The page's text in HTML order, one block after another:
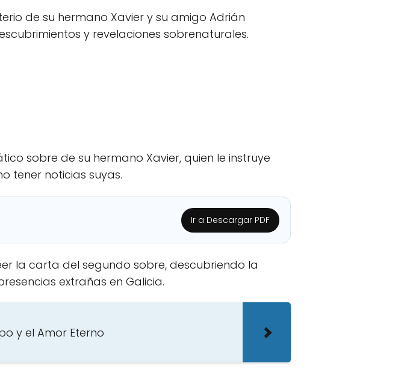
de su hermano Xavier y su amigo Adrián
y revelaciones sobrenaturales.
sobre de su hermano Xavier, quien le instruye
tener noticias suyas.
Ir a Descargar PDF
la carta del segundo sobre, descubriendo la
extrañas en Galicia.
y el Amor Eterno